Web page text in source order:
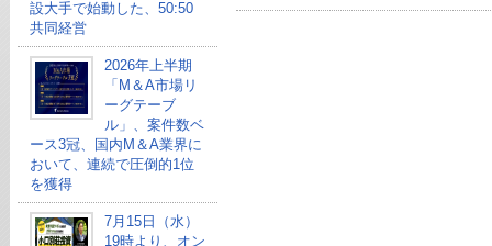
設大手で始動した、50:50
共同経営
2026年上半期
「M＆A市場リ
ーグテーブ
ル」、案件数ベ
ース3冠、国内M＆A業界に
おいて、連続で圧倒的1位
を獲得
7月15日（水）
19時より、オン